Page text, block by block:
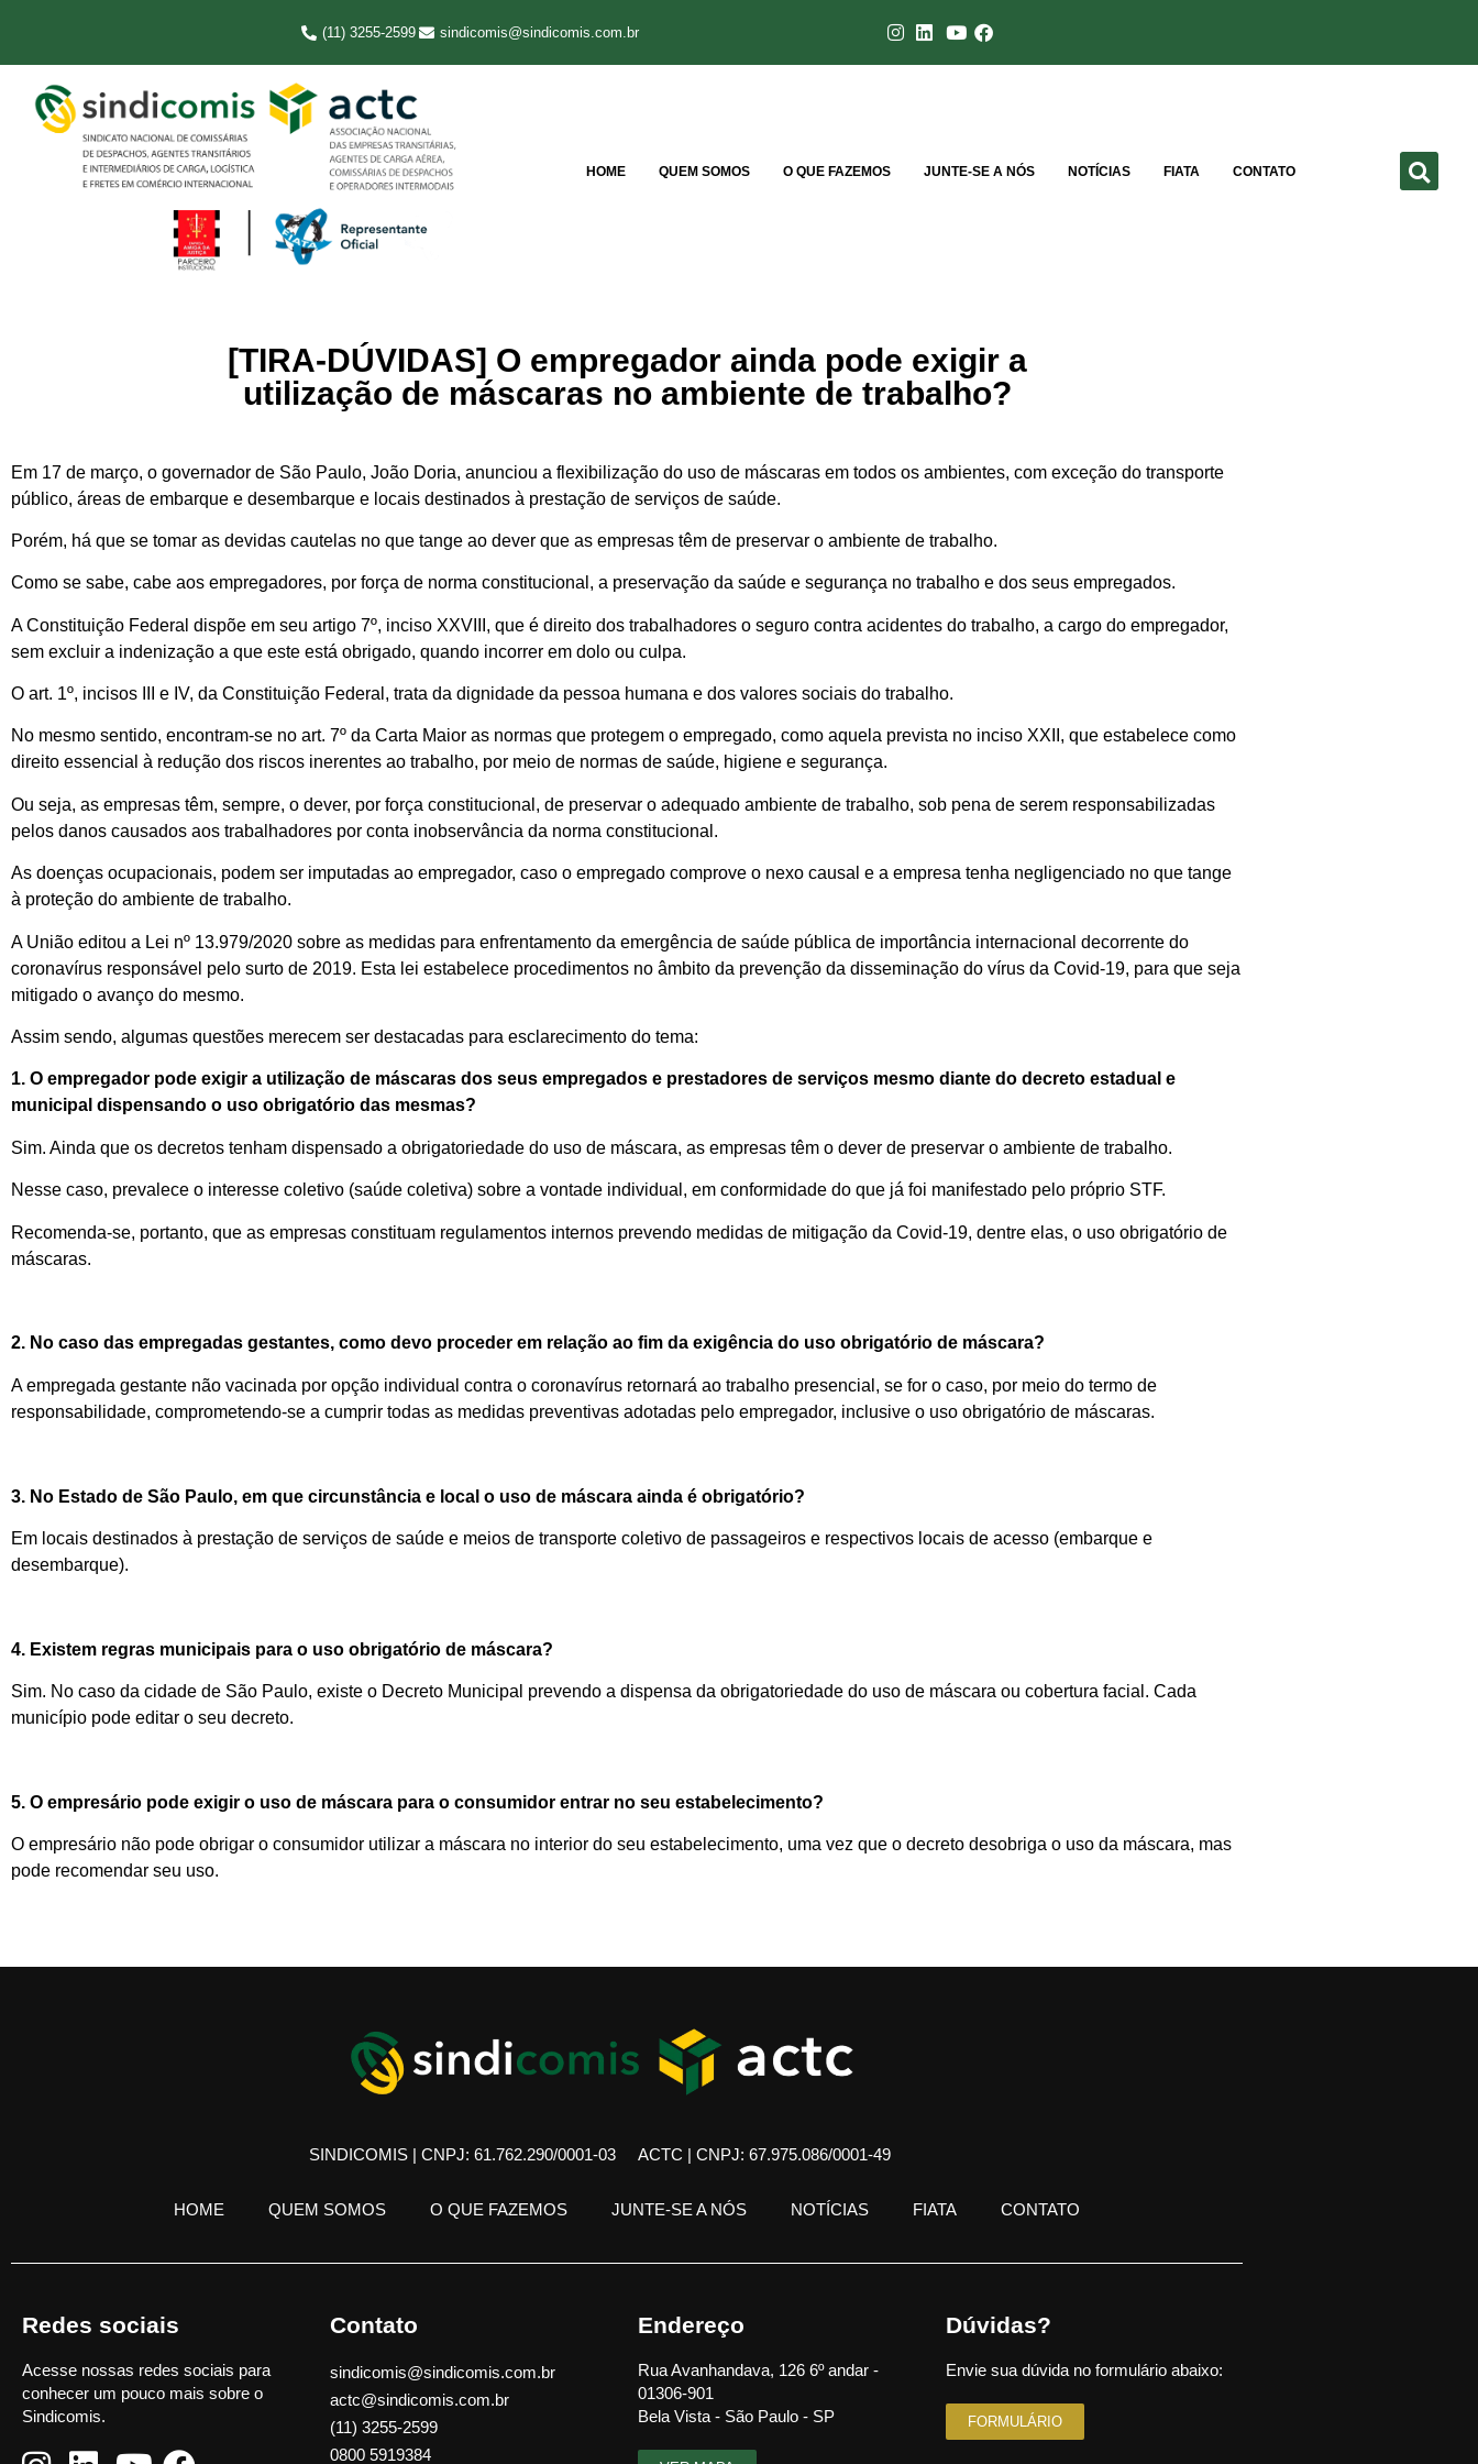
(11) 3255-2599 sindicomis@sindicomis.com.br
HOME QUEM SOMOS O QUE FAZEMOS JUNTE-SE A NÓS NOTÍCIAS FIATA CONTATO
[TIRA-DÚVIDAS] O empregador ainda pode exigir a
utilização de máscaras no ambiente de trabalho?
Em 17 de março, o governador de São Paulo, João Doria, anunciou a flexibilização do uso de máscaras em todos os ambientes, com exceção do transporte
público, áreas de embarque e desembarque e locais destinados à prestação de serviços de saúde.
Porém, há que se tomar as devidas cautelas no que tange ao dever que as empresas têm de preservar o ambiente de trabalho.
Como se sabe, cabe aos empregadores, por força de norma constitucional, a preservação da saúde e segurança no trabalho e dos seus empregados.
A Constituição Federal dispõe em seu artigo 7º, inciso XXVIII, que é direito dos trabalhadores o seguro contra acidentes do trabalho, a cargo do empregador,
sem excluir a indenização a que este está obrigado, quando incorrer em dolo ou culpa.
O art. 1º, incisos III e IV, da Constituição Federal, trata da dignidade da pessoa humana e dos valores sociais do trabalho.
No mesmo sentido, encontram-se no art. 7º da Carta Maior as normas que protegem o empregado, como aquela prevista no inciso XXII, que estabelece como
direito essencial à redução dos riscos inerentes ao trabalho, por meio de normas de saúde, higiene e segurança.
Ou seja, as empresas têm, sempre, o dever, por força constitucional, de preservar o adequado ambiente de trabalho, sob pena de serem responsabilizadas
pelos danos causados aos trabalhadores por conta inobservância da norma constitucional.
As doenças ocupacionais, podem ser imputadas ao empregador, caso o empregado comprove o nexo causal e a empresa tenha negligenciado no que tange
à proteção do ambiente de trabalho.
A União editou a Lei nº 13.979/2020 sobre as medidas para enfrentamento da emergência de saúde pública de importância internacional decorrente do
coronavírus responsável pelo surto de 2019. Esta lei estabelece procedimentos no âmbito da prevenção da disseminação do vírus da Covid-19, para que seja
mitigado o avanço do mesmo.
Assim sendo, algumas questões merecem ser destacadas para esclarecimento do tema:
1. O empregador pode exigir a utilização de máscaras dos seus empregados e prestadores de serviços mesmo diante do decreto estadual e
municipal dispensando o uso obrigatório das mesmas?
Sim. Ainda que os decretos tenham dispensado a obrigatoriedade do uso de máscara, as empresas têm o dever de preservar o ambiente de trabalho.
Nesse caso, prevalece o interesse coletivo (saúde coletiva) sobre a vontade individual, em conformidade do que já foi manifestado pelo próprio STF.
Recomenda-se, portanto, que as empresas constituam regulamentos internos prevendo medidas de mitigação da Covid-19, dentre elas, o uso obrigatório de
máscaras.
2. No caso das empregadas gestantes, como devo proceder em relação ao fim da exigência do uso obrigatório de máscara?
A empregada gestante não vacinada por opção individual contra o coronavírus retornará ao trabalho presencial, se for o caso, por meio do termo de
responsabilidade, comprometendo-se a cumprir todas as medidas preventivas adotadas pelo empregador, inclusive o uso obrigatório de máscaras.
3. No Estado de São Paulo, em que circunstância e local o uso de máscara ainda é obrigatório?
Em locais destinados à prestação de serviços de saúde e meios de transporte coletivo de passageiros e respectivos locais de acesso (embarque e
desembarque).
4. Existem regras municipais para o uso obrigatório de máscara?
Sim. No caso da cidade de São Paulo, existe o Decreto Municipal prevendo a dispensa da obrigatoriedade do uso de máscara ou cobertura facial. Cada
município pode editar o seu decreto.
5. O empresário pode exigir o uso de máscara para o consumidor entrar no seu estabelecimento?
O empresário não pode obrigar o consumidor utilizar a máscara no interior do seu estabelecimento, uma vez que o decreto desobriga o uso da máscara, mas
pode recomendar seu uso.
SINDICOMIS | CNPJ: 61.762.290/0001-03 ACTC | CNPJ: 67.975.086/0001-49
HOME QUEM SOMOS O QUE FAZEMOS JUNTE-SE A NÓS NOTÍCIAS FIATA CONTATO
Redes sociais
Acesse nossas redes sociais para
conhecer um pouco mais sobre o
Sindicomis.
Contato
sindicomis@sindicomis.com.br
actc@sindicomis.com.br
(11) 3255-2599
0800 5919384
Endereço
Rua Avanhandava, 126 6º andar -
01306-901
Bela Vista - São Paulo - SP
Dúvidas?
Envie sua dúvida no formulário abaixo:
FORMULÁRIO